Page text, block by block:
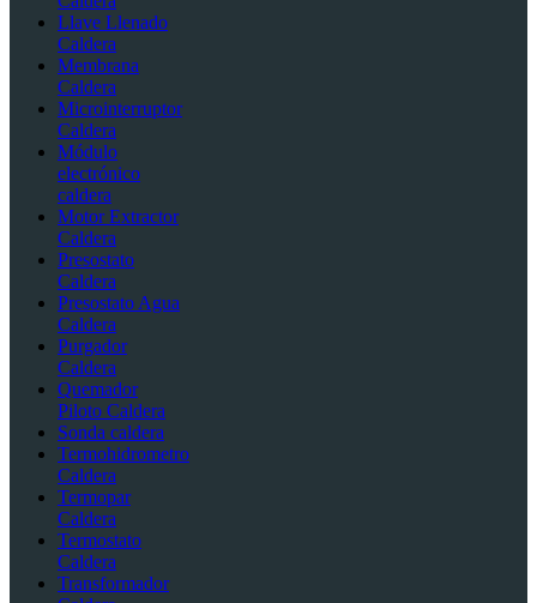
Llave Llenado
Caldera
Membrana
Caldera
Microinterruptor
Caldera
Módulo
electrónico
caldera
Motor Extractor
Caldera
Presostato
Caldera
Presostato Agua
Caldera
Purgador
Caldera
Quemador
Piloto Caldera
Sonda caldera
Termohidrometro
Caldera
Termopar
Caldera
Termostato
Caldera
Transformador